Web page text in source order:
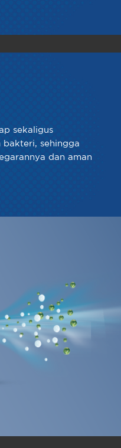
sekaligus
bakteri, sehingga
dan aman